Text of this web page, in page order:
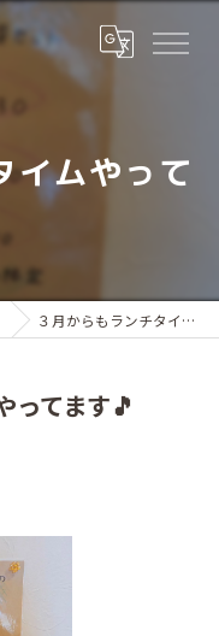
イムやって
３月からもランチタイムやってます🎵
ってます🎵